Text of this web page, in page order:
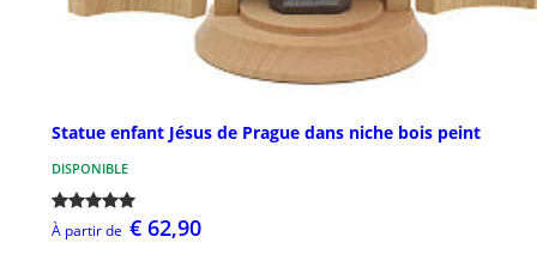
Statue enfant Jésus de Prague dans niche bois peint
DISPONIBLE
À partir de € 62,90